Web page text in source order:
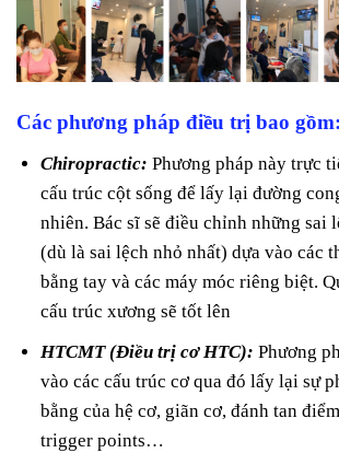
Các phương pháp điều trị bao gồm:
Chiropractic: Phương pháp này trực
cấu trúc cột sống để lấy lại đường
nhiên. Bác sĩ sẽ điều chỉnh những sai
(dù là sai lệch nhỏ nhất) dựa vào các
bằng tay và các máy móc riêng biệt.
cấu trúc xương sẽ tốt lên
HTCMT (Điều trị cơ HTC): Phương
vào các cấu trúc cơ qua đó lấy lại sự
bằng của hệ cơ, giãn cơ, đánh tan
trigger points…